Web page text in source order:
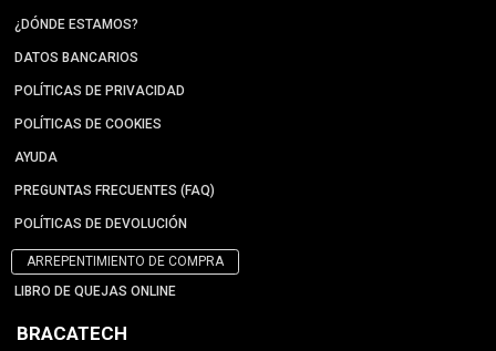
¿DÓNDE ESTAMOS?
DATOS BANCARIOS
POLÍTICAS DE PRIVACIDAD
POLÍTICAS DE COOKIES
AYUDA
PREGUNTAS FRECUENTES (FAQ)
POLÍTICAS DE DEVOLUCIÓN
ARREPENTIMIENTO DE COMPRA
LIBRO DE QUEJAS ONLINE
BRACATECH